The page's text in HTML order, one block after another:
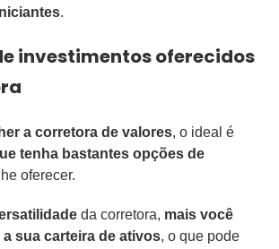
.
investimentos oferecidos
a corretora de valores, o ideal é
tenha bastantes opções de
oferecer.
da corretora, mais você
sua carteira de ativos, o que pode